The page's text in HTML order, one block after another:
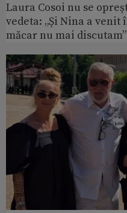
Laura Cosoi nu se
vedeta: „Și Nina a
măcar nu mai discutam”